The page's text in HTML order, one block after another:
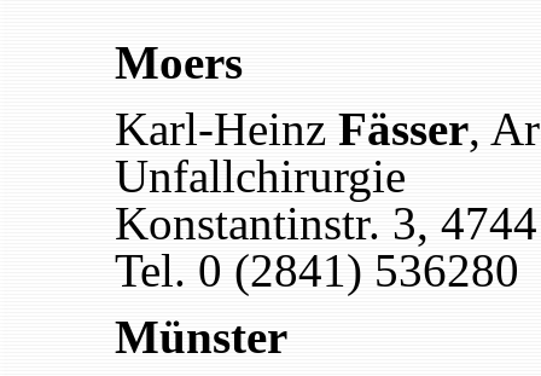
Moers
Karl-Heinz Fässer,
Unfallchirurgie
Konstantinstr. 3,
Tel. 0 (2841) 536280
Münster